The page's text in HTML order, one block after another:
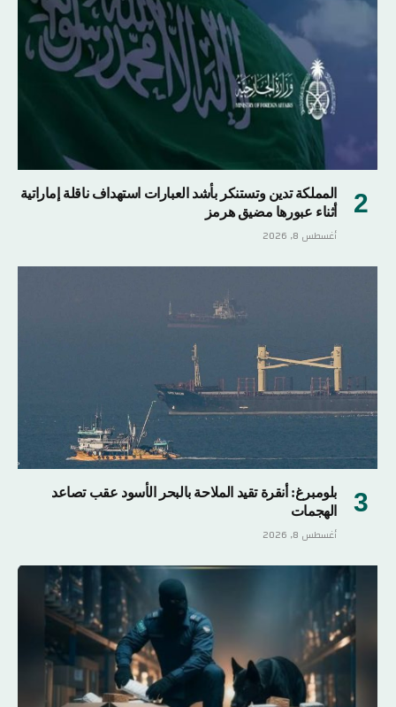
المملكة تدين وتستنكر بأشد العبارات استهداف ناقلة إماراتية
أثناء عبورها مضيق هرمز
أغسطس 8, 2026
بلومبرغ: أنقرة تقيد الملاحة بالبحر الأسود عقب تصاعد
الهجمات
أغسطس 8, 2026